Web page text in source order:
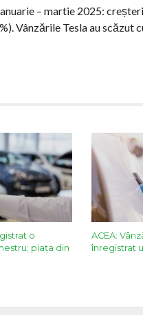
– martie 2025:
Vânzările Tesla au scăzut
o
piața din
ACEA:
înregistrat